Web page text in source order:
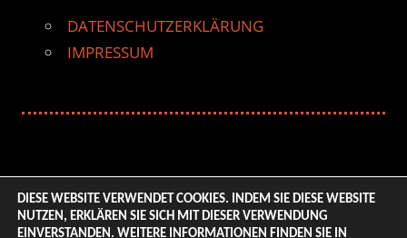
DATENSCHUTZERKLÄRUNG
IMPRESSUM
© 2026 ENTERTAINMENT BASE – Life & Style Magazine.
DIESE WEBSITE VERWENDET COOKIES. INDEM SIE DIESE WEBSITE
NUTZEN, ERKLÄREN SIE SICH MIT DIESER VERWENDUNG
EINVERSTANDEN. WEITERE INFORMATIONEN FINDEN SIE IN